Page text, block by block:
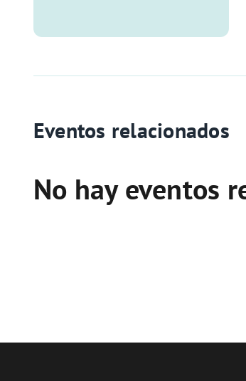
Eventos relacionados
No hay eventos